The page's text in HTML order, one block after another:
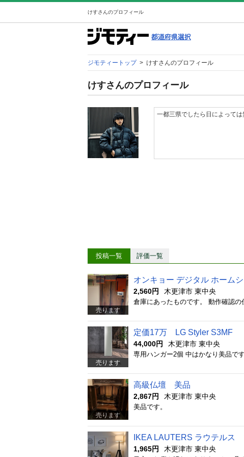
けすさんのプロフィール
ジモティートップ > けすさんのプロフィール
けすさんのプロフィール
一都三県でしたら日によっては
投稿一覧 評価一覧
売ります
オンキョー デジタル ホーム
2,560円 木更津市 東中央
倉庫にあったものです。 動作確認
売ります
定価17万 LG Styler S3MF
44,000円 木更津市 東中央
専用ハンガー2個 中はかなり美品で
売ります
高級仏壇 美品
2,867円 木更津市 東中央
美品です。
IKEA LAUTERS ラウテルス
1,965円 木更津市 東中央